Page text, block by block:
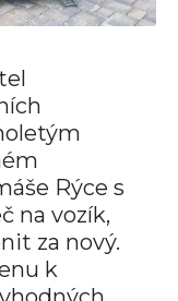
Rýce s
na vozík,
za nový.
k